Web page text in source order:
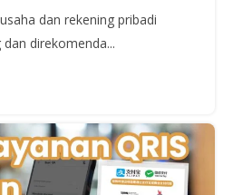
dan rekening pribadi
direkomenda...